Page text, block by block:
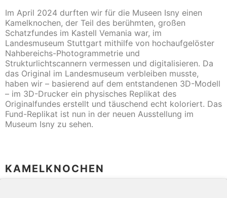
Im April 2024 durften wir für die Museen Isny einen
Kamelknochen, der Teil des berühmten, großen
Schatzfundes im Kastell Vemania war, im
Landesmuseum Stuttgart mithilfe von hochaufgelöster
Nahbereichs-Photogrammetrie und
Strukturlichtscannern vermessen und digitalisieren. Da
das Original im Landesmuseum verbleiben musste,
haben wir – basierend auf dem entstandenen 3D-Modell
– im 3D-Drucker ein physisches Replikat des
Originalfundes erstellt und täuschend echt koloriert. Das
Fund-Replikat ist nun in der neuen Ausstellung im
Museum Isny zu sehen.
KAMELKNOCHEN